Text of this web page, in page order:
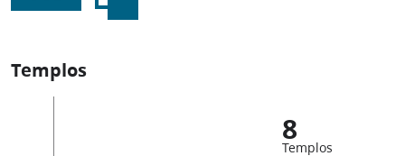
Templos
8
Templos